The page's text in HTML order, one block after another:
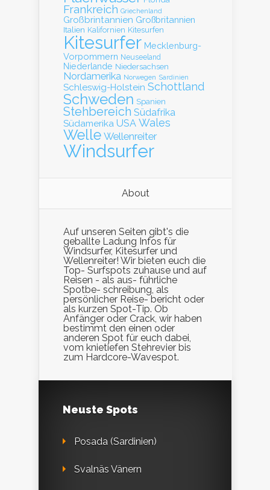
Frankreich Griechenland
Großbrintannien Großbritannien
Italien Kalifornien Kitesurfen
Kitesurfer Mecklenburg-
Vorpommern Neuseeland
Niederlande Niedersachsen
Nordamerika Norwegen Sardinien
Schleswig-Holstein Schottland
Schweden Spanien
Stehbereich Südafrika
Südamerika USA Wales
Welle Wellenreiter
Windsurfer
About
Auf unseren Seiten gibt's die
geballte Ladung Infos für
Windsurfer, Kitesurfer und
Wellenreiter! Wir bieten euch die
Top- Surfspots zuhause und auf
Reisen - als aus- führliche
Spotbe- schreibung, als
persönlicher Reise- bericht oder
als kurzen Spot-Tip. Ob
Anfänger oder Crack, wir haben
bestimmt den einen oder
anderen Spot für euch dabei,
vom knietiefen Stehrevier bis
zum Hardcore-Wavespot.
Neuste Spots
Posada (Sardinien)
Svalnäs Vänern